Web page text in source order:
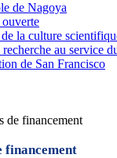
de Nagoya
la culture
au service
de San Francisco
de financement
financement